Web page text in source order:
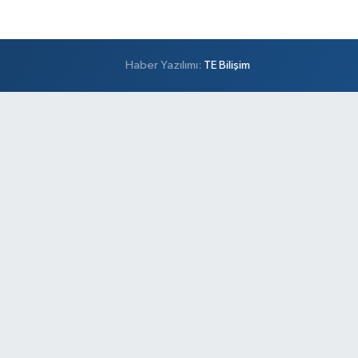
Haber Yazılımı: TE Bilişim